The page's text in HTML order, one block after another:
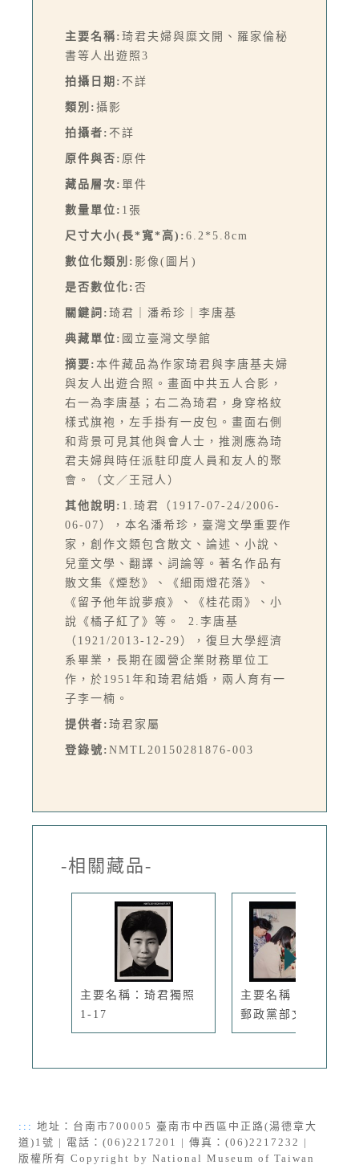
主要名稱: 琦君夫婦與糜文開、羅家倫秘
書等人出遊照3
拍攝日期: 不詳
類別: 攝影
拍攝者: 不詳
原件與否: 原件
藏品層次: 單件
數量單位: 1張
尺寸大小(長*寬*高): 6.2*5.8cm
數位化類別: 影像(圖片)
是否數位化: 否
關鍵詞: 琦君｜潘希珍｜李唐基
典藏單位: 國立臺灣文學館
摘要: 本件藏品為作家琦君與李唐基夫婦
與友人出遊合照。畫面中共五人合影，
右一為李唐基；右二為琦君，身穿格紋
樣式旗袍，左手掛有一皮包。畫面右側
和背景可見其他與會人士，推測應為琦
君夫婦與時任派駐印度人員和友人的聚
會。（文／王冠人）
其他說明: 1.琦君（1917-07-24/2006-
06-07），本名潘希珍，臺灣文學重要作
家，創作文類包含散文、論述、小說、
兒童文學、翻譯、詞論等。著名作品有
散文集《煙愁》、《細雨燈花落》、
《留予他年說夢痕》、《桂花雨》、小
說《橘子紅了》等。 2.李唐基
（1921/2013-12-29），復旦大學經濟
系畢業，長期在國營企業財務單位工
作，於1951年和琦君結婚，兩人育有一
子李一楠。
提供者: 琦君家屬
登錄號: NMTL20150281876-003
-相關藏品-
主要名稱：琦君獨照
1-17
主要名稱：琦君出席
郵政黨部文...
::: 地址：台南市700005 臺南市中西區中正路(湯德章大
道)1號 | 電話：(06)2217201 | 傳真：(06)2217232 |
版權所有 Copyright by National Museum of Taiwan